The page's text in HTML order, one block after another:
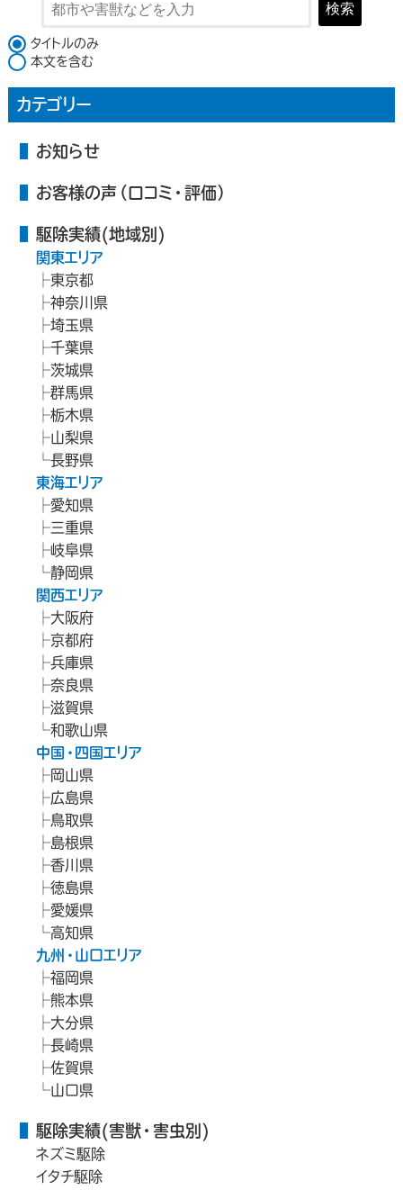
検索
検索対象
タイトルのみ
本文を含む
カテゴリー
お知らせ
お客様の声（口コミ・評価）
駆除実績(地域別)
関東エリア
東京都
神奈川県
埼玉県
千葉県
茨城県
群馬県
栃木県
山梨県
長野県
東海エリア
愛知県
三重県
岐阜県
静岡県
関西エリア
大阪府
京都府
兵庫県
奈良県
滋賀県
和歌山県
中国・四国エリア
岡山県
広島県
鳥取県
島根県
香川県
徳島県
愛媛県
高知県
九州・山口エリア
福岡県
熊本県
大分県
長崎県
佐賀県
山口県
駆除実績(害獣・害虫別)
ネズミ駆除
イタチ駆除